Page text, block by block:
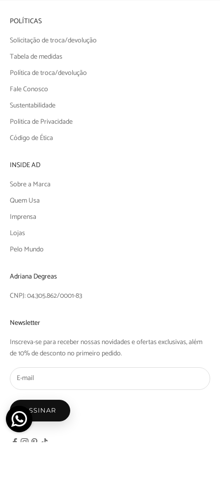
POLÍTICAS
Solicitação de troca/devolução
Tabela de medidas
Política de troca/devolução
Fale Conosco
Sustentabilidade
Politica de Privacidade
Código de Ética
INSIDE AD
Sobre a Marca
Quem Usa
Imprensa
Lojas
Pelo Mundo
Adriana Degreas
CNPJ: 04.305.862/0001-83
Newsletter
Inscreva-se para receber nossas novidades e ofertas exclusivas, além
de 10% de desconto no primeiro pedido.
ASSINAR